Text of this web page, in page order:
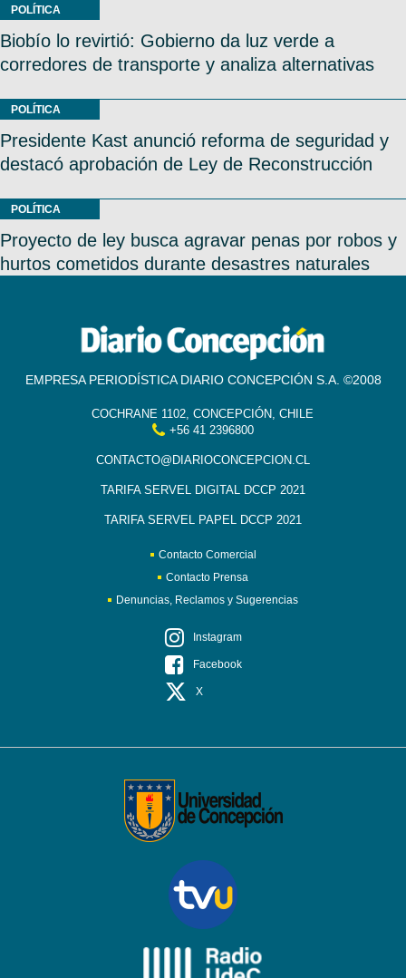
POLÍTICA
Biobío lo revirtió: Gobierno da luz verde a
corredores de transporte y analiza alternativas
POLÍTICA
Presidente Kast anunció reforma de seguridad y
destacó aprobación de Ley de Reconstrucción
POLÍTICA
Proyecto de ley busca agravar penas por robos y
hurtos cometidos durante desastres naturales
EMPRESA PERIODÍSTICA DIARIO CONCEPCIÓN S.A. ©2008
COCHRANE 1102, CONCEPCIÓN, CHILE
+56 41 2396800
CONTACTO@DIARIOCONCEPCION.CL
TARIFA SERVEL DIGITAL DCCP 2021
TARIFA SERVEL PAPEL DCCP 2021
Contacto Comercial
Contacto Prensa
Denuncias, Reclamos y Sugerencias
Instagram
Facebook
X